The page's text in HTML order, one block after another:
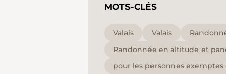
MOTS-CLÉS
Valais Valais
Randonnée en altitude et
pour les personnes